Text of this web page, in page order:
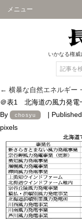
メニュー
いかなる権
← 横暴な自然エネルギ
＠表1 北海道の風力発電
By
chosyu | Published
pixels